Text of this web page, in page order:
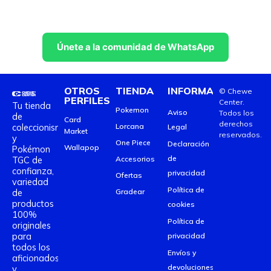
Únete a la comunidad de WhatsApp
Tu tienda
de
coleccionismo
y
Pokémon
TGC de
confianza,
variedad
de
productos
100%
originales
para
todos los
aficionados
INFORMACIÓN
Aviso
Legal
Declaración
de
privacidad
Política de
cookies
Política de
privacidad
Envíos y
devoluciones
OTROS
PERFILES
Card
Market
Wallapop
TIENDA
Pokemon
Lorcana
One Piece
Accesorios
Ofertas
Gradear
© Chewe
Center.
Todos los
derechos
reservados.